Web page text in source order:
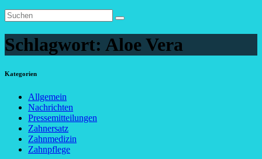
Schlagwort: Aloe Vera
Kategorien
Allgemein
Nachrichten
Pressemitteilungen
Zahnersatz
Zahnmedizin
Zahnpflege